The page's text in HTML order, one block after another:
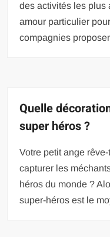
des activités les plus
amour particulier
compagnies
Quelle
super héros ?
Votre petit ange
capturer les
héros du monde ?
super-héros est le